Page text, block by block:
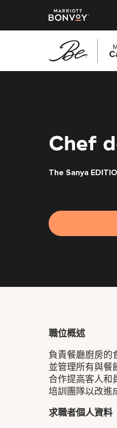
Chef
The Sanya
職位概述
負責餐廳廚房的
並管理所有與餐
合作提高客人和
培訓團隊以改進
求職者個人資料